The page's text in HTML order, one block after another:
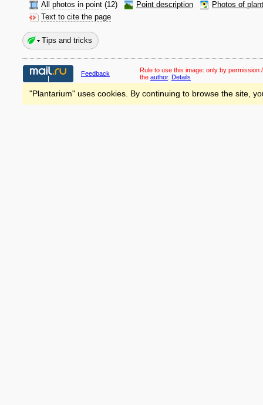
All photos in point (12) Point description
Photos of
Text to cite the page
Tips and tricks
Feedback Rule to use this image: only by permission
the author. Details
"Plantarium" uses cookies. By continuing to browse the site,